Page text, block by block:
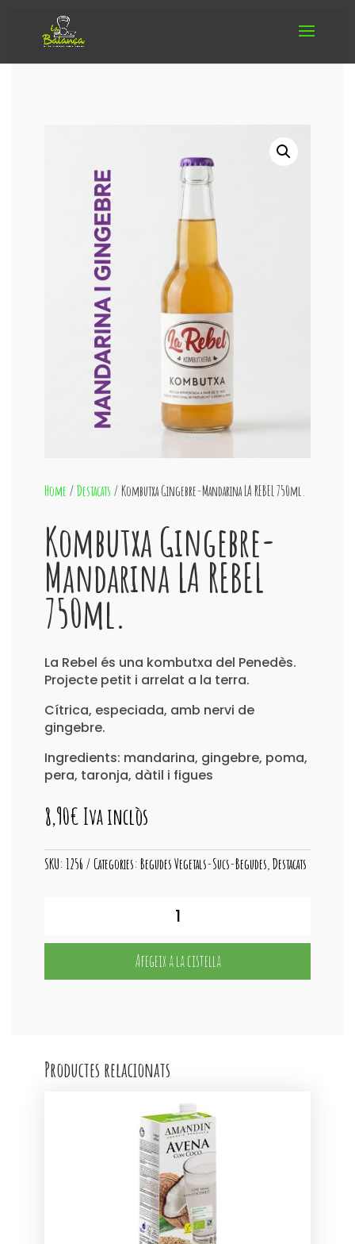
Home /Destacats / Kombutxa Gingebre-Mandarina LA REBEL 750ml.
Kombutxa Gingebre-
Mandarina LA REBEL
750ml.
La Rebel és una kombutxa del Penedès.
Projecte petit i arrelat a la terra.
Cítrica, especiada, amb nervi de
gingebre.
Ingredients: mandarina, gingebre, poma,
pera, taronja, dàtil i figues
8,90€ Iva inclòs
SKU:1256 Categories:Begudes Vegetals-Sucs-Begudes Destacats
Kombutxa
Afegeix a la cistella
Productes relacionats